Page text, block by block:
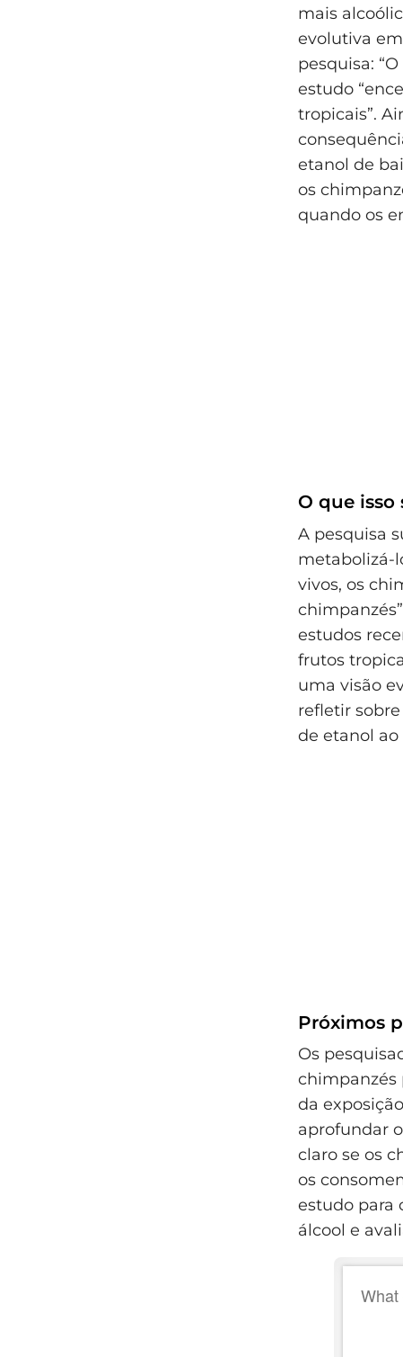
mais
evolutiva
pesquisa:
estudo
tropicais”.
etanol de
os
quando os
O que
A pesquisa
metabolizá-
vivos, os
estudos
frutos
uma visão
refletir
de etanol ao
Próximos
Os
chimpanzés
da
aprofundar
claro se os
os
estudo para
álcool e